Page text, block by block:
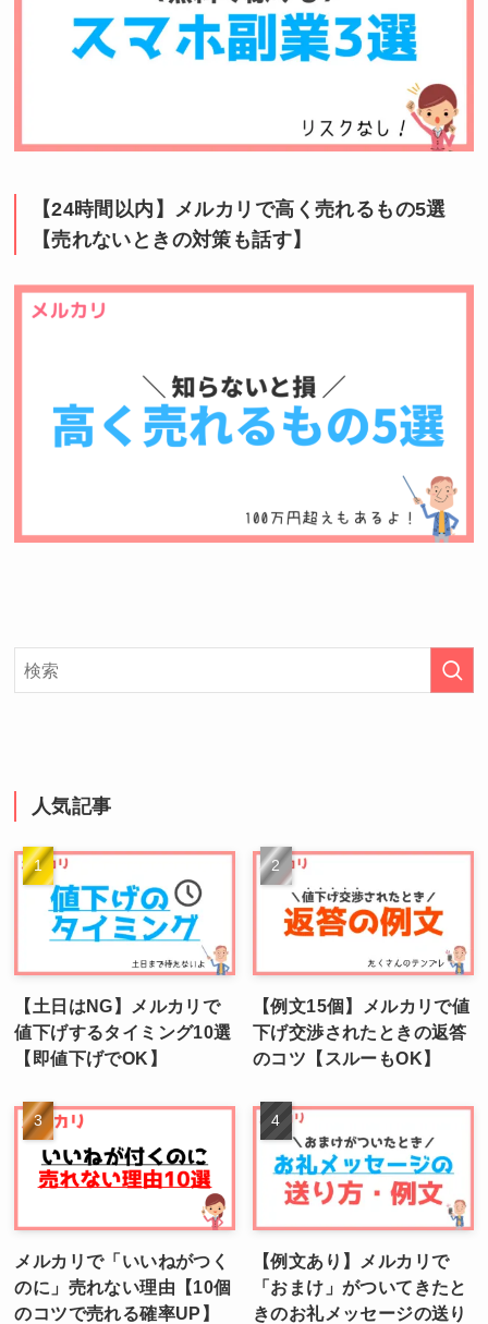
【24時間以内】メルカリで高く売れるもの5選
【売れないときの対策も話す】
人気記事
【土日はNG】メルカリで
値下げするタイミング10選
【即値下げでOK】
【例文15個】メルカリで値
下げ交渉されたときの返答
のコツ【スルーもOK】
メルカリで「いいねがつく
のに」売れない理由【10個
のコツで売れる確率UP】
【例文あり】メルカリで
「おまけ」がついてきたと
きのお礼メッセージの送り